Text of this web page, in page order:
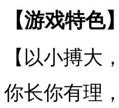
【游戏特色】
【以小搏大
你长你有理